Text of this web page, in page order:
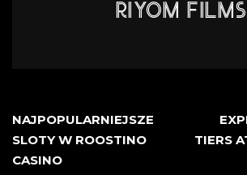
RIYOM FILMS
NAJPOPULARNIEJSZE
SLOTY W ROOSTINO
CASINO
TIERS